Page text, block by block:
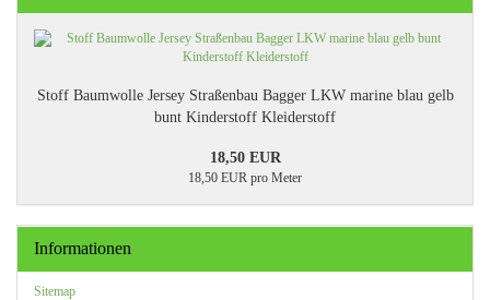
Stoff Baumwolle Jersey Straßenbau Bagger LKW marine blau gelb
bunt Kinderstoff Kleiderstoff
18,50 EUR
18,50 EUR pro Meter
Informationen
Sitemap